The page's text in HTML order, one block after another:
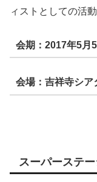
ィストとしての活
会期：2017年5月5
会場：吉祥寺シア
スーパーステ